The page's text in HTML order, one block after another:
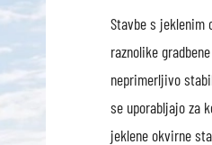
Stavbe s jeklenim
raznolike
neprimerljivo
se uporabljajo za
jeklene okvirne